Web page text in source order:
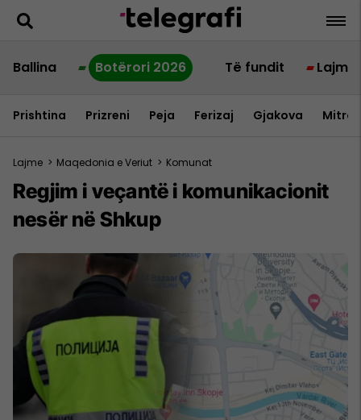
Ballina Botërori 2026 Të fundit Lajme
Prishtina Prizreni Peja Ferizaj Gjakova
Lajme > Maqedonia e Veriut > Komunat
Regjim i veçantë i komunikacionit
nesër në Shkup